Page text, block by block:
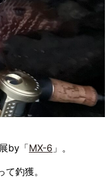
by「MX-6 」。
釣獲。